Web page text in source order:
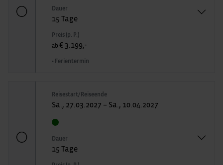
Dauer
15 Tage
Preis (p. P.)
ab € 3.199,-
• Ferientermin
Reisestart/Reiseende
Sa., 27.03.2027 – Sa., 10.04.2027
Dauer
15 Tage